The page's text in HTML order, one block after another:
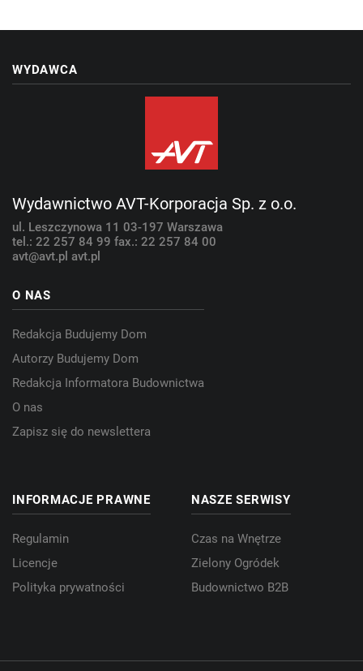
WYDAWCA
Wydawnictwo AVT-Korporacja Sp. z o.o.
ul. Leszczynowa 11 03-197 Warszawa
tel.: 22 257 84 99 fax.: 22 257 84 00
avt@avt.pl avt.pl
O NAS
Redakcja Budujemy Dom
Autorzy Budujemy Dom
Redakcja Informatora Budownictwa
O nas
Zapisz się do newslettera
INFORMACJE PRAWNE
Regulamin
Licencje
Polityka prywatności
NASZE SERWISY
Czas na Wnętrze
Zielony Ogródek
Budownictwo B2B